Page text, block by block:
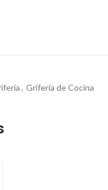
, Grifería de Cocina